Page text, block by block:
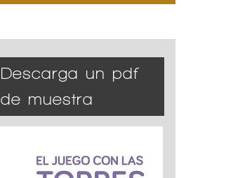
Descarga un pdf
de muestra